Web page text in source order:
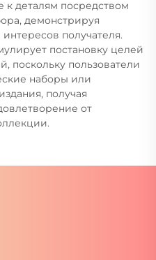
к деталям посредством
демонстрируя
получателя.
постановку целей
поскольку пользователи
наборы или
получая
от